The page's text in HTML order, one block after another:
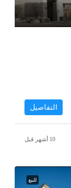
التفاصيل
للبيع